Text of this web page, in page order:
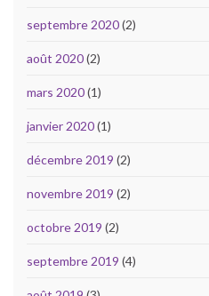
septembre 2020(2)
août 2020(2)
mars 2020(1)
janvier 2020(1)
décembre 2019 (2)
novembre 2019 (2)
octobre 2019 (2)
septembre 2019 (4)